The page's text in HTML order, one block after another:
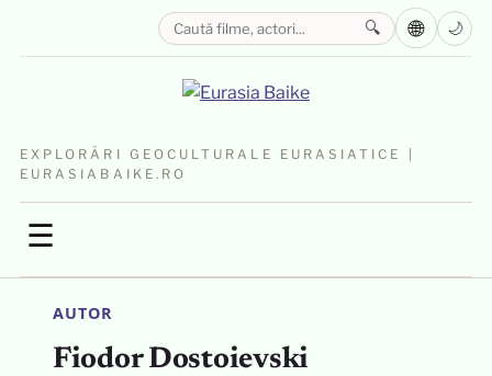
EXPLORĂRI GEOCULTURALE EURASIATICE |
EURASIABAIKE.RO
☰
🔍 🌐 🌙
AUTOR
Fiodor Dostoievski